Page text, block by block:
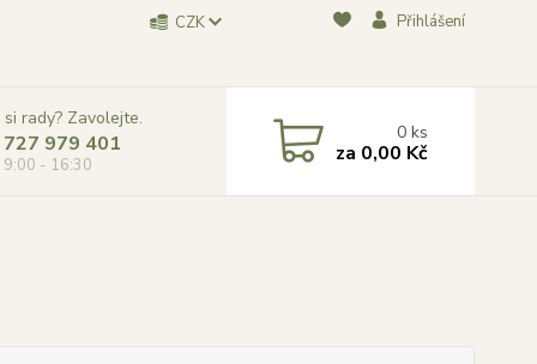
CZK Přihlášení
rady? Zavolejte.
979 401
9:00 - 16:30
0ks
za 0,00 Kč